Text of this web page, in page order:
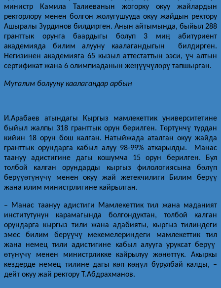
министр Камила Талиеванын жогорку окуу жайлардын
ректорлору менен болгон жолугушууда окуу жайдын ректору
Ашыралы Зурдинов билдирген. Анын айтымында, быйыл 288
гранттык орунга баардыгы болуп 3 миӊ абитуриент
академияда билим алууну каалагандыгын билдирген.
Негизинен академияга 65 кызыл аттестаттын ээси, үч алтын
сертификат жана 6 олимпиаданын жеӊүүчүлөрү тапшырган.
Мугалим болууну каалагандар арбын
И.Арабаев атындагы Кыргыз мамлекеттик университетине
быйыл жалпы 318 гранттык орун берилген. Төртүнчү турдан
кийин 18 орун бош калган. Натыйжада аталган окуу жайда
гранттык орундарга кабыл алуу 98-99% аткарылды. Манас
таануу адистигине дагы кошумча 15 орун берилген. Бул
толбой калган орундарды кыргыз филологиясына бөлүп
берүүөтүнүчү менен окуу жай жетекчилиги Билим берүү
жана илим министрлигине кайрылган.
– Манас таануу адистиги Мамлекеттик тил жана маданият
институтунун карамагында болгондуктан, толбой калган
орундарга кыргыз тили жана адабияты, кыргыз тилиндеги
эмес билим берүүчүмекемелериндеги мамлекеттик тил
жана немец тили адистигине кабыл алууга уруксат берүү
өтүнүчү менен министрликке кайрылуу жөнөттүк. Акыркы
кездерде немец тилине дагы көп көӊүл бурулбай калды, –
дейт окуу жай ректору Т.Абдрахманов.